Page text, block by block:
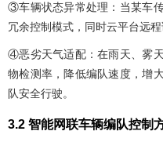
③车辆状态异常处理：当某车
冗余控制模式，同时云平台远
④恶劣天气适配：在雨天、雾
物检测率，降低编队速度，增
队安全行驶。
3.2 智能网联车辆编队控制